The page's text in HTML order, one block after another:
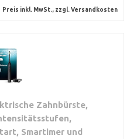
Preis inkl. MwSt., zzgl. Versandkosten
Zahnbürste,
Smartimer und